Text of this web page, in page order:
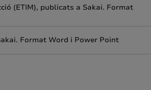
(ETIM), publicats a Sakai. Format
Format Word i Power Point